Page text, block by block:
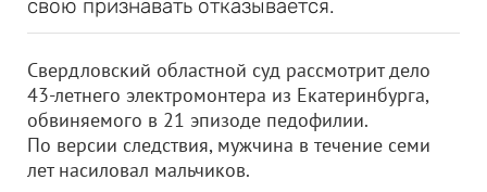
свою признавать отказывается.
Свердловский областной суд рассмотрит дело
43-летнего электромонтера из Екатеринбурга,
обвиняемого в 21 эпизоде педофилии.
По версии следствия, мужчина в течение семи
лет насиловал мальчиков.